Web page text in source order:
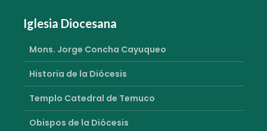
Iglesia Diocesana
Mons. Jorge Concha Cayuqueo
Historia de la Diócesis
Templo Catedral de Temuco
Obispos de la Diócesis